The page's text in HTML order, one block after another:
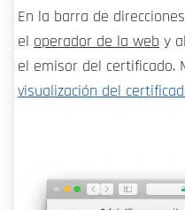
En la barra de
el operador de la web y
el emisor del certificado.
visualización del